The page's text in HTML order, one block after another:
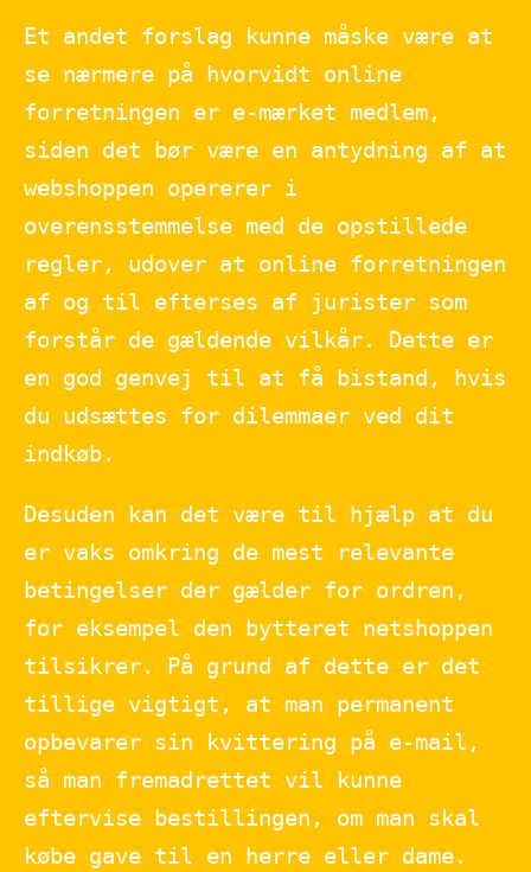
Et andet forslag kunne måske være at
se nærmere på hvorvidt online
forretningen er e-mærket medlem,
siden det bør være en antydning af at
webshoppen opererer i
overensstemmelse med de opstillede
regler, udover at online forretningen
af og til efterses af jurister som
forstår de gældende vilkår. Dette er
en god genvej til at få bistand, hvis
du udsættes for dilemmaer ved dit
indkøb.
Desuden kan det være til hjælp at du
er vaks omkring de mest relevante
betingelser der gælder for ordren,
for eksempel den bytteret netshoppen
tilsikrer. På grund af dette er det
tillige vigtigt, at man permanent
opbevarer sin kvittering på e-mail,
så man fremadrettet vil kunne
eftervise bestillingen, om man skal
købe gave til en herre eller dame.